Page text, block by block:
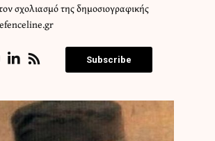
σχολιασμό της δημοσιογραφικής
Subscribe